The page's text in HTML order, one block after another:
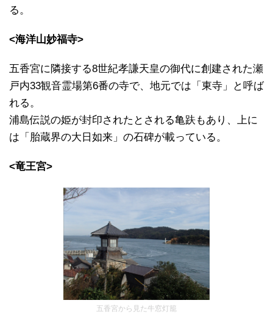
る。
<海洋山妙福寺>
五香宮に隣接する8世紀孝謙天皇の御代に創建された瀬
戸内33観音霊場第6番の寺で、地元では「東寺」と呼ば
れる。
浦島伝説の姫が封印されたとされる亀趺もあり、上に
は「胎蔵界の大日如来」の石碑が載っている。
<竜王宮>
五香宮から見た牛窓灯籠